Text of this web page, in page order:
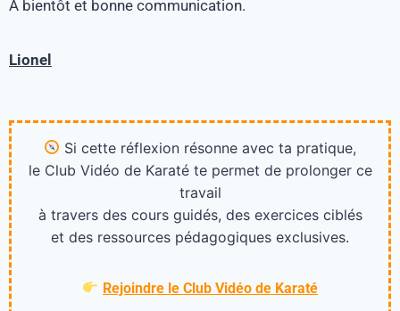
A bientôt et bonne communication.
Lionel
Si cette réflexion résonne avec ta pratique,
le Club Vidéo de Karaté te permet de prolonger ce
travail
à travers des cours guidés, des exercices ciblés
et des ressources pédagogiques exclusives.
Rejoindre le Club Vidéo de Karaté